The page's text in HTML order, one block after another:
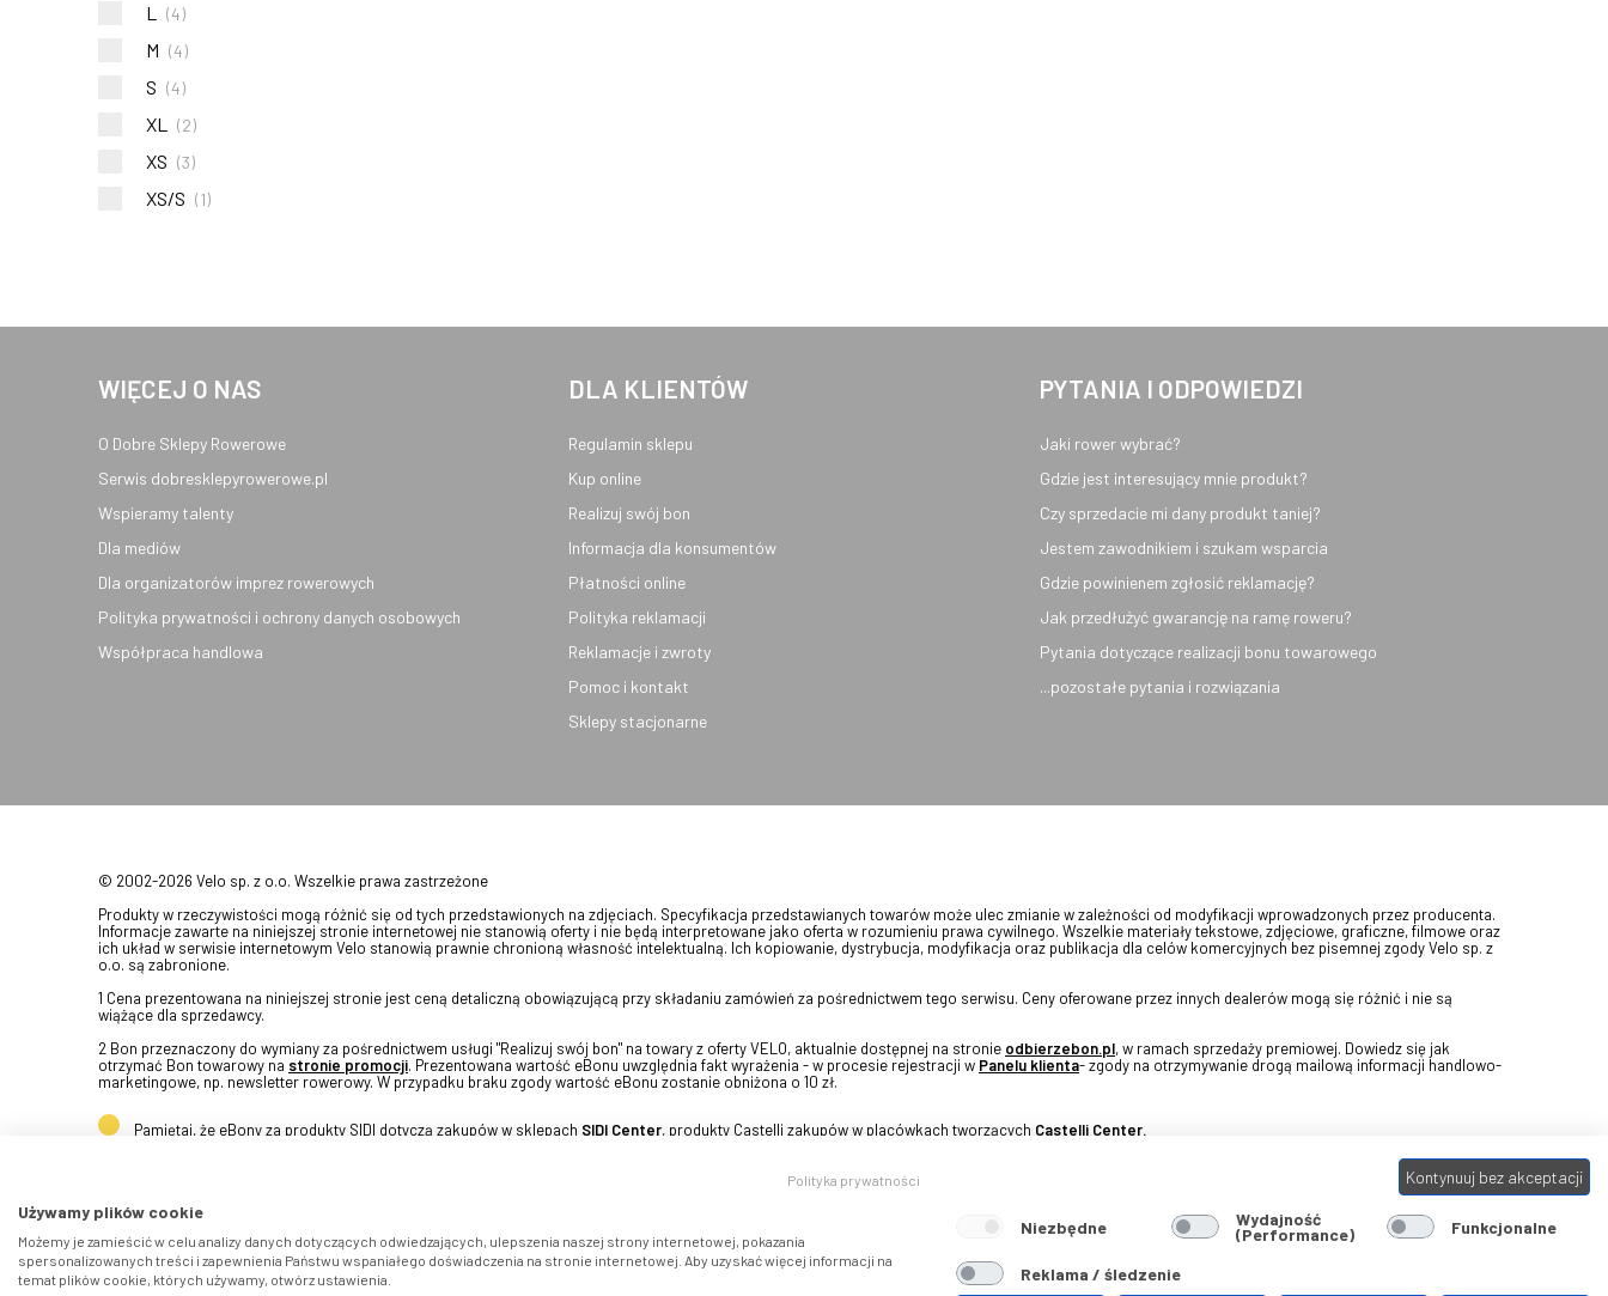
L (4)
M (4)
S (4)
XL (2)
XS (3)
XS/S (1)
WIĘCEJ O NAS
O Dobre Sklepy Rowerowe
Serwis dobresklepyrowerowe.pl
Wspieramy talenty
Dla mediów
Dla organizatorów imprez rowerowych
Polityka prywatności i ochrony danych osobowych
Współpraca handlowa
DLA KLIENTÓW
Regulamin sklepu
Kup online
Realizuj swój bon
Informacja dla konsumentów
Płatności online
Polityka reklamacji
Reklamacje i zwroty
Pomoc i kontakt
Sklepy stacjonarne
PYTANIA I ODPOWIEDZI
Jaki rower wybrać?
Gdzie jest interesujący mnie produkt?
Czy sprzedacie mi dany produkt taniej?
Jestem zawodnikiem i szukam wsparcia
Gdzie powinienem zgłosić reklamację?
Jak przedłużyć gwarancję na ramę roweru?
Pytania dotyczące realizacji bonu towarowego
...pozostałe pytania i rozwiązania
© 2002-2026 Velo sp. z o.o. Wszelkie prawa zastrzeżone
Produkty w rzeczywistości mogą różnić się od tych przedstawionych na zdjęciach. Specyfikacja przedstawianych towarów może ulec zmianie w zależności od modyfikacji wprowadzonych przez producenta.
Informacje zawarte na niniejszej stronie internetowej nie stanowią oferty i nie będą interpretowane jako oferta w rozumieniu prawa cywilnego. Wszelkie materiały tekstowe, zdjęciowe, graficzne, filmowe oraz
ich układ w serwisie internetowym Velo stanowią prawnie chronioną własność intelektualną. Ich kopiowanie, dystrybucja, modyfikacja oraz publikacja dla celów komercyjnych bez pisemnej zgody Velo sp. z
o.o. są zabronione.
1 Cena prezentowana na niniejszej stronie jest ceną detaliczną obowiązującą przy składaniu zamówień za pośrednictwem tego serwisu. Ceny oferowane przez innych dealerów mogą się różnić i nie są
wiążące dla sprzedawcy.
2 Bon przeznaczony do wymiany za pośrednictwem usługi "Realizuj swój bon" na towary z oferty VELO, aktualnie dostępnej na stronie odbierzebon.pl, w ramach sprzedaży premiowej. Dowiedz się jak
otrzymać Bon towarowy na stronie promocji. Prezentowana wartość eBonu uwzględnia fakt wyrażenia - w procesie rejestracji w Panelu klienta- zgody na otrzymywanie drogą mailową informacji handlowo-
marketingowe, np. newsletter rowerowy. W przypadku braku zgody wartość eBonu zostanie obniżona o 10 zł.
Pamiętaj, że eBony za produkty SIDI dotyczą zakupów w sklepach SIDI Center, produkty Castelli zakupów w placówkach tworzących Castelli Center.
Kontynuuj bez akceptacji
Polityka prywatności
Używamy plików cookie
Możemy je zamieścić w celu analizy danych dotyczących odwiedzających, ulepszenia naszej strony internetowej, pokazania
spersonalizowanych treści i zapewnienia Państwu wspaniałego doświadczenia na stronie internetowej. Aby uzyskać więcej informacji na
temat plików cookie, których używamy, otwórz ustawienia.
Niezbędne Wydajność
(Performance) Funkcjonalne
Reklama / śledzenie